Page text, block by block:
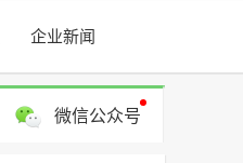
企业新闻
微信公众号